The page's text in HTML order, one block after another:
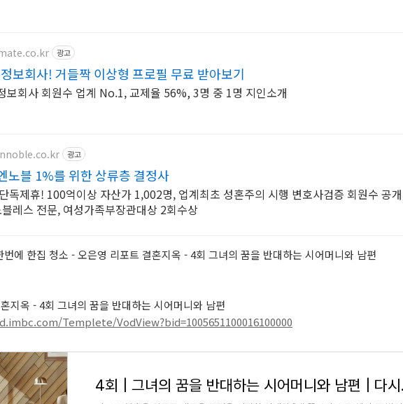
광고
보회사! 거들짝 이상형 프로필 무료 받아보기
보회사 회원수 업계 No.1, 교제율 56%, 3명 중 1명 지인소개
광고
노블 1%를 위한 상류층 결정사
독제휴! 100억이상 자산가 1,002명, 업계최초 성혼주의 시행 변호사검증 회원수 공
레스 전문, 여성가족부장관대상 2회수상
에 한집 청소 -오은영 리포트 결혼지옥 - 4회 그녀의 꿈을 반대하는 시어머니와 남편
지옥 - 4회 그녀의 꿈을 반대하는 시어머니와 남편
Templete/VodView?bid=1005651100016100000
4회 | 그녀